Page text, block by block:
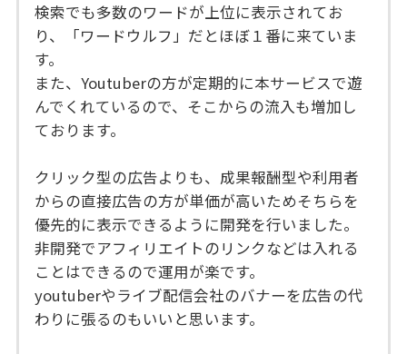
検索でも多数のワードが上位に表示されてお
り、「ワードウルフ」だとほぼ１番に来ていま
す。
また、Youtuberの方が定期的に本サービスで遊
んでくれているので、そこからの流入も増加し
ております。
クリック型の広告よりも、成果報酬型や利用者
からの直接広告の方が単価が高いためそちらを
優先的に表示できるように開発を行いました。
非開発でアフィリエイトのリンクなどは入れる
ことはできるので運用が楽です。
youtuberやライブ配信会社のバナーを広告の代
わりに張るのもいいと思います。